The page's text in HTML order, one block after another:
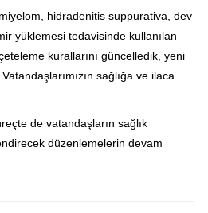
hidradenitis suppurativa, dev
yüklemesi tedavisinde kullanılan
kurallarını güncelledik, yeni
sağlığa ve ilaca
de vatandaşların sağlık
düzenlemelerin devam